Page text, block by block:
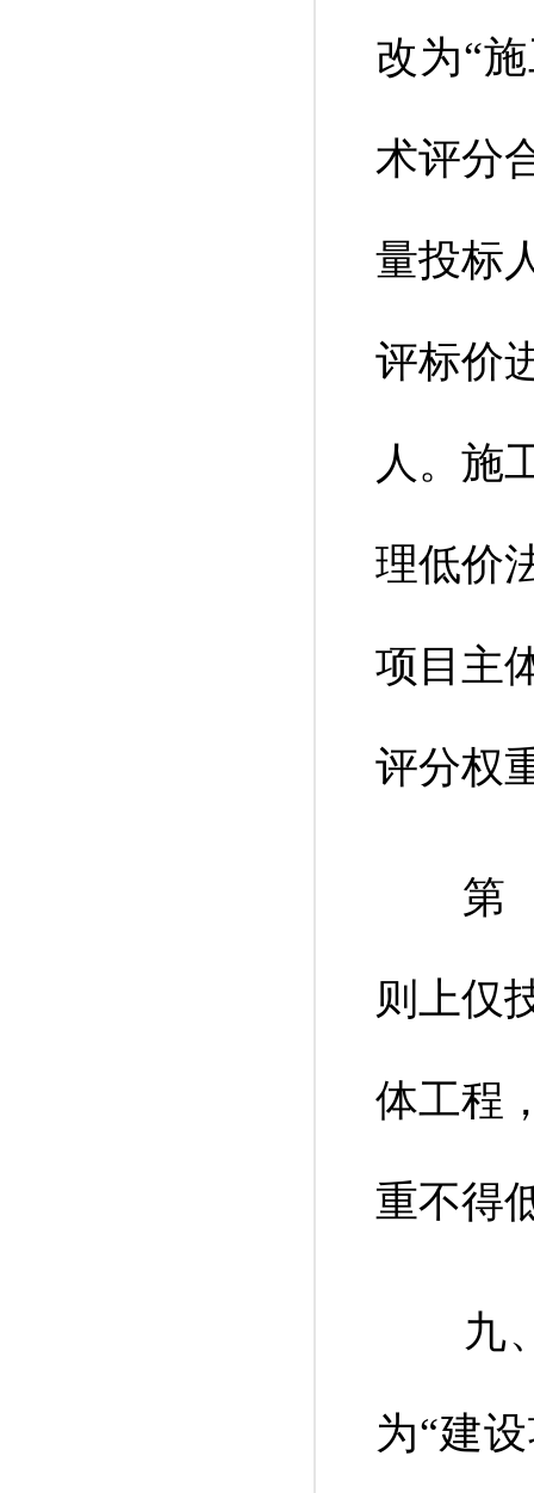
改为“
术评分
量投标
评标价
人。施
理低价
项目主
评分权
第（
则上仅
体工程
重不得
九、
为“建